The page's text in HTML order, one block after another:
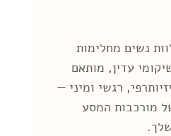
נשים מחלימות
עדין, מותאם
רגשי ומיני —
מורכבות המסע